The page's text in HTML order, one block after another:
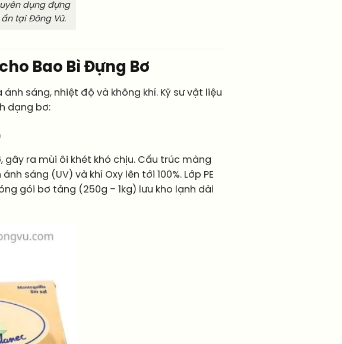
dụng đựng
tại Đông Vũ.
Bao Bì Đựng Bơ
sáng, nhiệt độ và không khí. Kỹ sư vật liệu
dạng bơ:
gây ra mùi ôi khét khó chịu. Cấu trúc màng
sáng (UV) và khí Oxy lên tới 100%. Lớp PE
gói bơ tảng (250g – 1kg) lưu kho lạnh dài